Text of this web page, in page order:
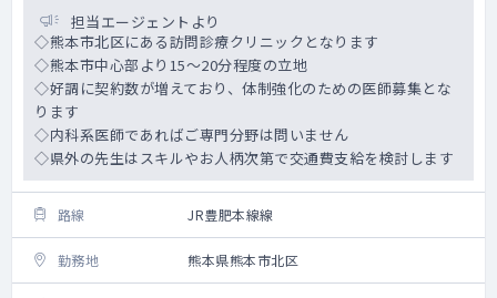
担当エージェントより
◇熊本市北区にある訪問診療クリニックとなります
◇熊本市中心部より15～20分程度の立地
◇好調に契約数が増えており、体制強化のための医師募集とな
ります
◇内科系医師であればご専門分野は問いません
◇県外の先生はスキルやお人柄次第で交通費支給を検討します
路線 JR豊肥本線線
勤務地 熊本県熊本市北区